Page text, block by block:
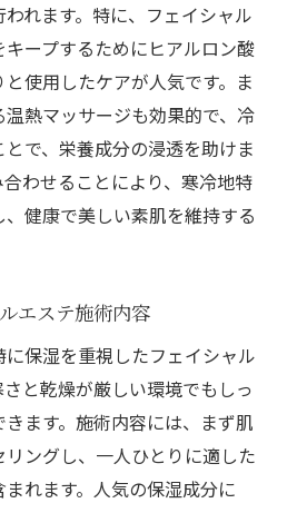
れます。特に、フェイシャル
ープするためにヒアルロン酸
使用したケアが人気です。ま
熱マッサージも効果的で、冷
で、栄養成分の浸透を助けま
わせることにより、寒冷地特
健康で美しい素肌を維持する
エステ施術内容
保湿を重視したフェイシャル
と乾燥が厳しい環境でもしっ
ます。施術内容には、まず肌
ングし、一人ひとりに適した
れます。人気の保湿成分に